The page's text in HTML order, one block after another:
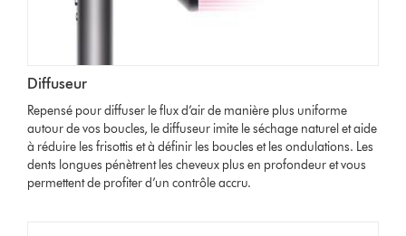
Diffuseur
Repensé pour diffuser le flux d’air de manière plus uniforme
autour de vos boucles, le diffuseur imite le séchage naturel et aide
à réduire les frisottis et à définir les boucles et les ondulations. Les
dents longues pénètrent les cheveux plus en profondeur et vous
permettent de profiter d’un contrôle accru.